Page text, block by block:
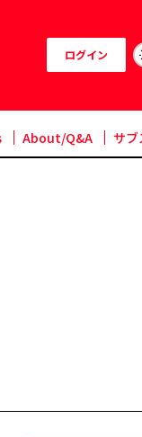
ログイン
About/Q&A サブ